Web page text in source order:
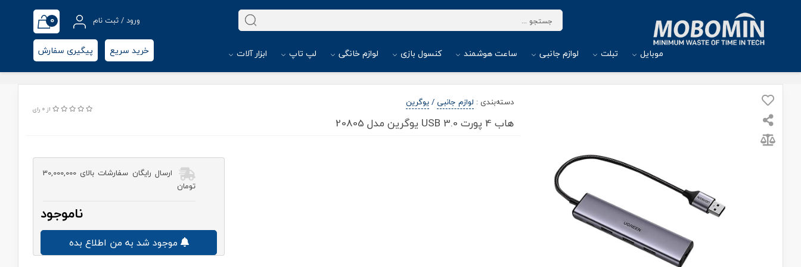
ورود / ثبت نام 0
موبایل تبلت لوازم جانبی ساعت هوشمند کنسول بازی لوازم خانگی لپ تاپ ابزار آلات خرید سریع پیگیری سفارش
دسته‌بندی : لوازم جانبی /یوگرین
هاب 4 پورت USB 3.0 یوگرین مدل 20805
از 0 رای
ارسال رایگان سفارشات بالای 30,000,000
تومان
ناموجود